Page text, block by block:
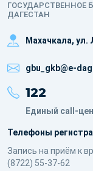
ГОСУДАРСТВЕННОЕ
ДАГЕСТАН
Махачкала, ​ул.
gbu_gkb@e-
122
Единый call-
Телефоны
Запись на приём к
(8722) 55-37-62